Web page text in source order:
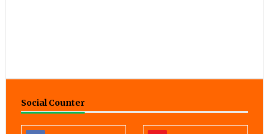
Social Counter